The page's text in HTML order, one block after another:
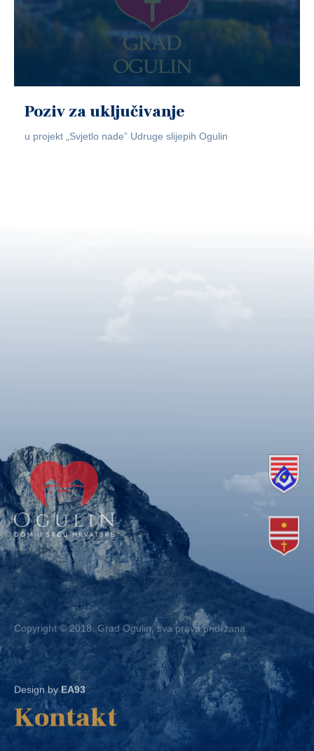
Poziv za uključivanje
u projekt „Svjetlo nade” Udruge slijepih Ogulin
Copyright © 2018. Grad Ogulin, sva prava pridržana.
Design by EA93
Kontakt